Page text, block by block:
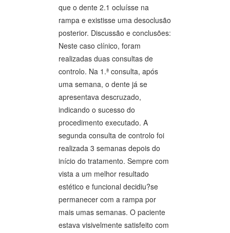
que o dente 2.1 ocluísse na
rampa e existisse uma desoclusão
posterior. Discussão e conclusões:
Neste caso clínico, foram
realizadas duas consultas de
controlo. Na 1.ª consulta, após
uma semana, o dente já se
apresentava descruzado,
indicando o sucesso do
procedimento executado. A
segunda consulta de controlo foi
realizada 3 semanas depois do
início do tratamento. Sempre com
vista a um melhor resultado
estético e funcional decidiu?se
permanecer com a rampa por
mais umas semanas. O paciente
estava visivelmente satisfeito com